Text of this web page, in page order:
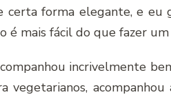
certa forma elegante, e
é mais fácil do que fazer
incrivelmente
vegetarianos,